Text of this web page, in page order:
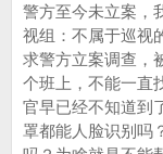
警方至今未立案，
视组：不属于巡视
求警方立案调查，
个班上，不能一
官早已经不知道到
罩都能人脸识别吗